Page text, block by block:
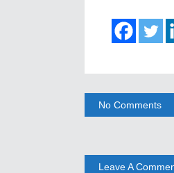
No Comments
Leave A